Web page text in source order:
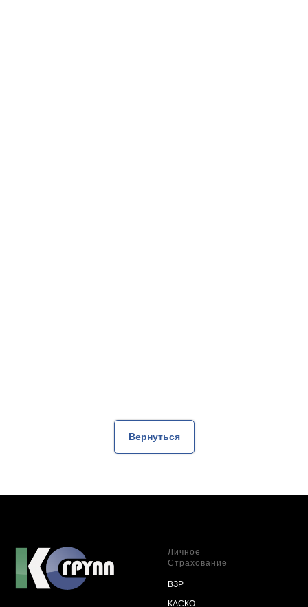
Вернуться
Личное
Страхование
ВЗР
КАСКО